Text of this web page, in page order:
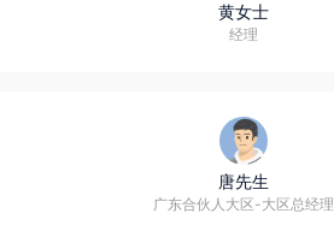
黄女士
经理
唐先生
广东合伙人大区-大区总经理